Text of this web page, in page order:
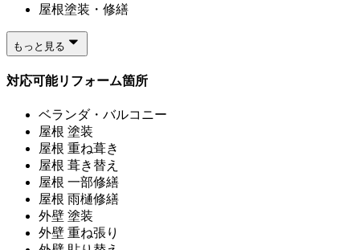
屋根塗装・修繕
もっと見る
対応可能リフォーム箇所
ベランダ・バルコニー
屋根 塗装
屋根 重ね葺き
屋根 葺き替え
屋根 一部修繕
屋根 雨樋修繕
外壁 塗装
外壁 重ね張り